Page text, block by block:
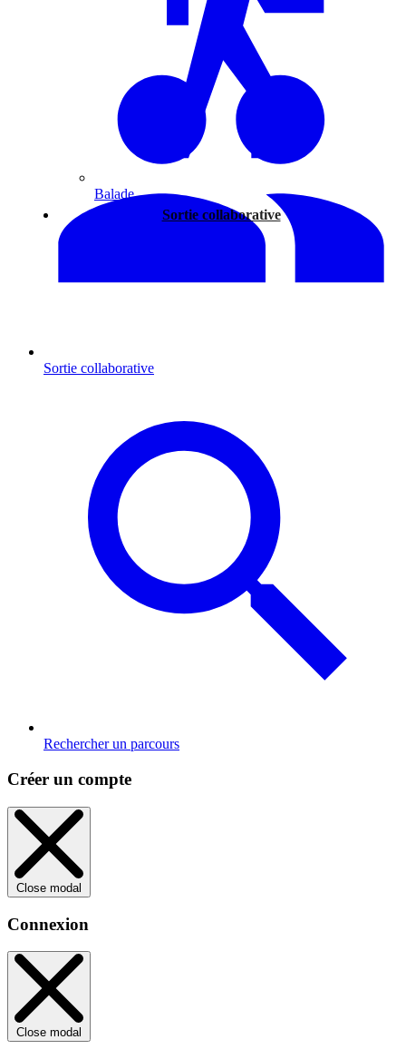
Balade
Sortie collaborative
Sortie collaborative
Rechercher un parcours
Créer un compte
Close modal
Connexion
Close modal